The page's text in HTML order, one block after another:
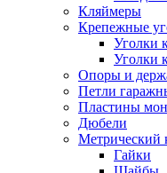
Кляймеры
Крепежные
Уголки
Уголки
Опоры и
Петли
Пластины
Дюбели
Метрический
Гайки